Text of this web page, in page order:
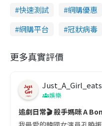
快速測試
網購優惠
網購平台
冠狀病毒
更多真實評價
Just_A_Girl_eats
娛樂
追劇日常🎬 殺手媽咪 A